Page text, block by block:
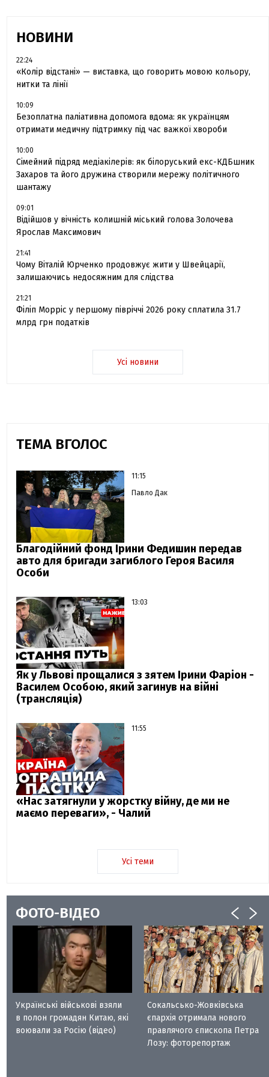
НОВИНИ
22:24
«Колір відстані» — виставка, що говорить мовою кольору,
нитки та лінії
10:09
Безоплатна паліативна допомога вдома: як українцям
отримати медичну підтримку під час важкої хвороби
10:00
Сімейний підряд медіакілерів: як білоруський екс-КДБшник
Захаров та його дружина створили мережу політичного
шантажу
09:01
Відійшов у вічність колишній міський голова Золочева
Ярослав Максимович
21:41
Чому Віталій Юрченко продовжує жити у Швейцарії,
залишаючись недосяжним для слідства
21:21
Філіп Морріс у першому півріччі 2026 року сплатила 31.7
млрд грн податків
Усі новини
ТЕМА ВГОЛОС
11:15
Павло Дак
Благодійний фонд Ірини Федишин передав
авто для бригади загиблого Героя Василя
Особи
13:03
Як у Львові прощалися з зятем Ірини Фаріон -
Василем Особою, який загинув на війні
(трансляція)
11:55
«Нас затягнули у жорстку війну, де ми не
маємо переваги», - Чалий
Усі теми
ФОТО-ВІДЕО
Українські військові взяли
в полон громадян Китаю, які
воювали за Росію (відео)
Сокальсько-Жовківська
єпархія отримала нового
правлячого єпископа Петра
Лозу: фоторепортаж